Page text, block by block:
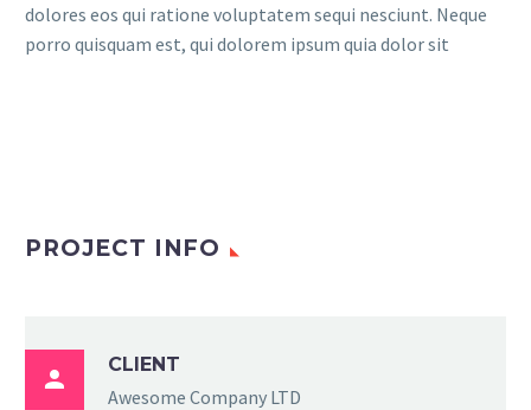
dolores eos qui ratione voluptatem sequi nesciunt. Neque
porro quisquam est, qui dolorem ipsum quia dolor sit
PROJECT INFO

CLIENT
Awesome Company LTD